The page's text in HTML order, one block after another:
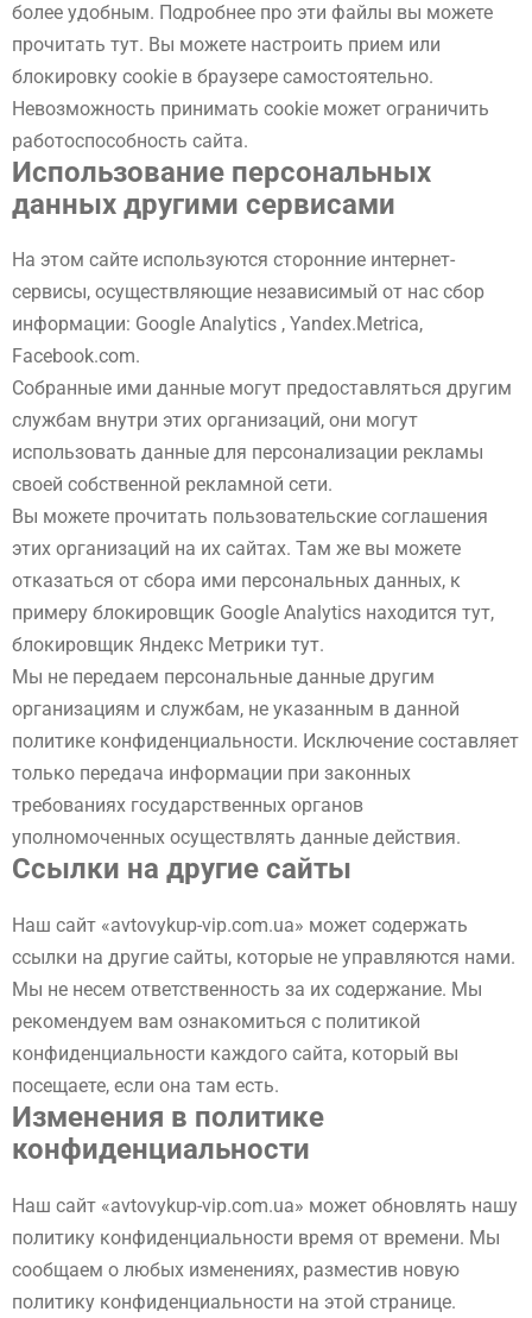
более удобным. Подробнее про эти файлы вы можете
прочитать тут. Вы можете настроить прием или
блокировку cookie в браузере самостоятельно.
Невозможность принимать cookie может ограничить
работоспособность сайта.
Использование персональных
данных другими сервисами
На этом сайте используются сторонние интернет-
сервисы, осуществляющие независимый от нас сбор
информации: Google Analytics , Yandex.Metrica,
Facebook.com.
Собранные ими данные могут предоставляться другим
службам внутри этих организаций, они могут
использовать данные для персонализации рекламы
своей собственной рекламной сети.
Вы можете прочитать пользовательские соглашения
этих организаций на их сайтах. Там же вы можете
отказаться от сбора ими персональных данных, к
примеру блокировщик Google Analytics находится тут,
блокировщик Яндекс Метрики тут.
Мы не передаем персональные данные другим
организациям и службам, не указанным в данной
политике конфиденциальности. Исключение составляет
только передача информации при законных
требованиях государственных органов
уполномоченных осуществлять данные действия.
Ссылки на другие сайты
Наш сайт «avtovykup-vip.com.ua» может содержать
ссылки на другие сайты, которые не управляются нами.
Мы не несем ответственность за их содержание. Мы
рекомендуем вам ознакомиться с политикой
конфиденциальности каждого сайта, который вы
посещаете, если она там есть.
Изменения в политике
конфиденциальности
Наш сайт «avtovykup-vip.com.ua» может обновлять нашу
политику конфиденциальности время от времени. Мы
сообщаем о любых изменениях, разместив новую
политику конфиденциальности на этой странице.